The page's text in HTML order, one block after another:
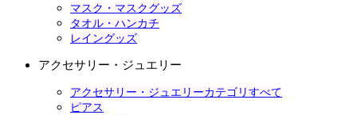
マスク・マスクグッズ
タオル・ハンカチ
レイングッズ
アクセサリー・ジュエリー
アクセサリー・ジュエリーカテゴリすべて
ピアス